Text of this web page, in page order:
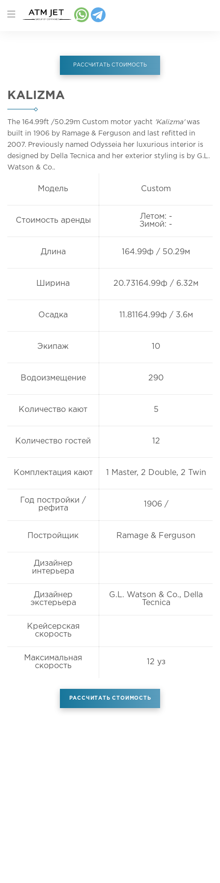
РАССЧИТАТЬ СТОИМОСТЬ
KALIZMA
The 164.99ft /50.29m Custom motor yacht 'Kalizma'was
built in 1906 by Ramage & Ferguson and last refitted in
2007. Previously named Odysseia her luxurious interior is
designed by Della Tecnica and her exterior styling is by G.L.
Watson & Co..
Модель Custom
Стоимость аренды
Летом: -
Зимой: -
Длина 164.99ф / 50.29м
Ширина 20.73164.99ф / 6.32м
Осадка 11.81164.99ф / 3.6м
Экипаж 10
Водоизмещение 290
Количество кают 5
Количество гостей 12
Комплектация кают 1 Master, 2 Double, 2 Twin
Год постройки /
рефита
1906 /
Постройщик Ramage & Ferguson
Дизайнер
интерьера
Дизайнер
экстерьера
G.L. Watson & Co., Della
Tecnica
Крейсерская
скорость
Максимальная
скорость
12 уз
РАССЧИТАТЬ СТОИМОСТЬ